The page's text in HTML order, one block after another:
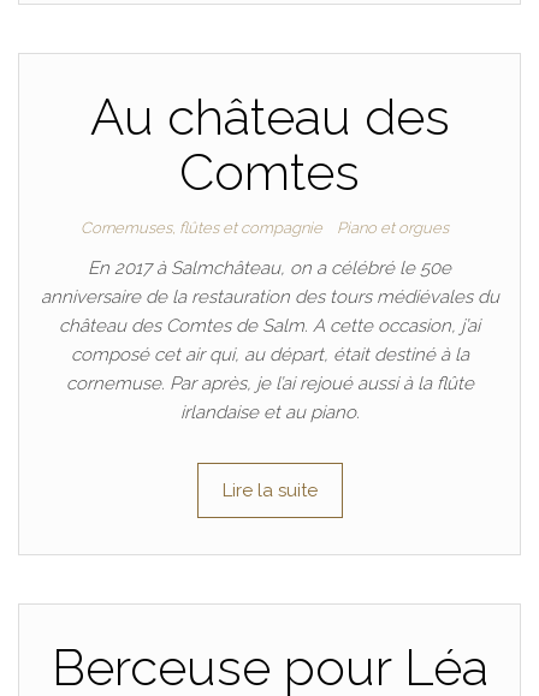
Au château des
Comtes
Cornemuses, flûtes et compagnie Piano et orgues
En 2017 à Salmchâteau, on a célébré le 50e
anniversaire de la restauration des tours médiévales du
château des Comtes de Salm. A cette occasion, j’ai
composé cet air qui, au départ, était destiné à la
cornemuse. Par après, je l’ai rejoué aussi à la flûte
irlandaise et au piano.
Lire la suite
Berceuse pour Léa